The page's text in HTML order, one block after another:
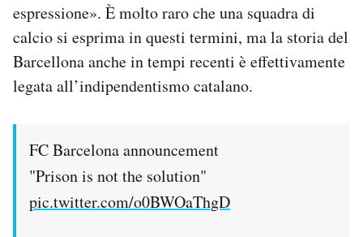
espressione». È molto raro che una squadra di
calcio si esprima in questi termini, ma la storia del
Barcellona anche in tempi recenti è effettivamente
legata all’indipendentismo catalano.
FC Barcelona announcement
"Prison is not the solution"
pic.twitter.com/o0BWOaThgD